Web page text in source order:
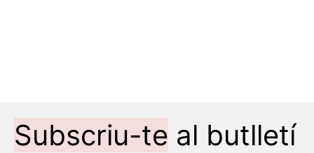
Subscriu-te al butlletí